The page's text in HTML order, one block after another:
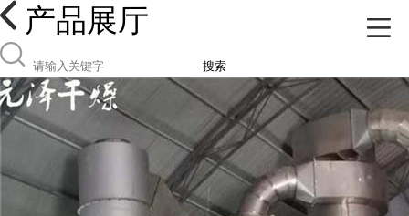
产品展厅
搜索